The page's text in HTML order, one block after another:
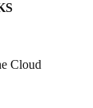
Cloud